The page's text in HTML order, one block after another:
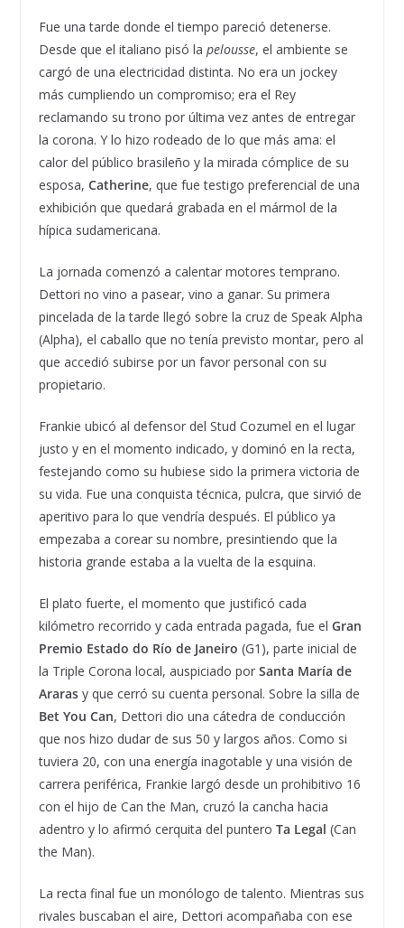
Fue una tarde donde el tiempo pareció detenerse.
Desde que el italiano pisó la pelousse, el ambiente se
cargó de una electricidad distinta. No era un jockey
más cumpliendo un compromiso; era el Rey
reclamando su trono por última vez antes de entregar
la corona. Y lo hizo rodeado de lo que más ama: el
calor del público brasileño y la mirada cómplice de su
esposa, Catherine, que fue testigo preferencial de una
exhibición que quedará grabada en el mármol de la
hípica sudamericana.
La jornada comenzó a calentar motores temprano.
Dettori no vino a pasear, vino a ganar. Su primera
pincelada de la tarde llegó sobre la cruz de Speak Alpha
(Alpha), el caballo que no tenía previsto montar, pero al
que accedió subirse por un favor personal con su
propietario.
Frankie ubicó al defensor del Stud Cozumel en el lugar
justo y en el momento indicado, y dominó en la recta,
festejando como su hubiese sido la primera victoria de
su vida. Fue una conquista técnica, pulcra, que sirvió de
aperitivo para lo que vendría después. El público ya
empezaba a corear su nombre, presintiendo que la
historia grande estaba a la vuelta de la esquina.
El plato fuerte, el momento que justificó cada
kilómetro recorrido y cada entrada pagada, fue el Gran
Premio Estado do Río de Janeiro (G1), parte inicial de
la Triple Corona local, auspiciado por Santa María de
Araras y que cerró su cuenta personal. Sobre la silla de
Bet You Can, Dettori dio una cátedra de conducción
que nos hizo dudar de sus 50 y largos años. Como si
tuviera 20, con una energía inagotable y una visión de
carrera periférica, Frankie largó desde un prohibitivo 16
con el hijo de Can the Man, cruzó la cancha hacia
adentro y lo afirmó cerquita del puntero Ta Legal (Can
the Man).
La recta final fue un monólogo de talento. Mientras sus
rivales buscaban el aire, Dettori acompañaba con ese